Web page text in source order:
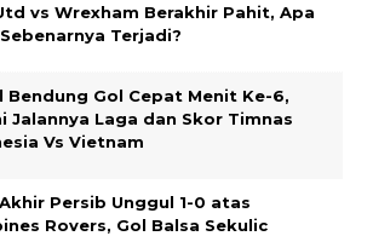
vs Wrexham Berakhir Pahit, Apa
Terjadi?
Bendung Gol Cepat Menit Ke-6,
Jalannya Laga dan Skor Timnas
Vs Vietnam
Persib Unggul 1-0 atas
Rovers, Gol Balsa Sekulic